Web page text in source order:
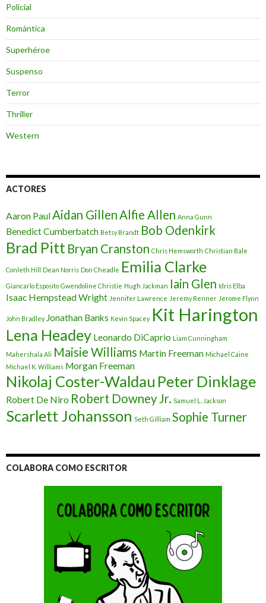
Policial
Romántica
Superhéroe
Suspenso
Terror
Thriller
Western
ACTORES
Aaron PaulAidan GillenAlfie Allen Anna Gunn
Benedict Cumberbatch Betsy Brandt Bob Odenkirk
Brad Pitt Bryan Cranston Chris Hemsworth Christian Bale
Conleth Hill Dean Norris Don Cheadle Emilia Clarke
Giancarlo Esposito Gwendoline Christie Hugh Jackman Iain Glen Idris Elba
Isaac Hempstead Wright Jennifer Lawrence Jeremy Renner Jerome Flynn
John Bradley Jonathan Banks Kevin Spacey Kit Harington
Lena Headey Leonardo DiCaprio Liam Cunningham
Mahershala Ali Maisie Williams Martin Freeman Michael Caine
Michael K. Williams Morgan Freeman
Nikolaj Coster-Waldau Peter Dinklage
Robert De Niro Robert Downey Jr. Samuel L. Jackson
Scarlett Johansson Seth Gilliam Sophie Turner
COLABORA COMO ESCRITOR